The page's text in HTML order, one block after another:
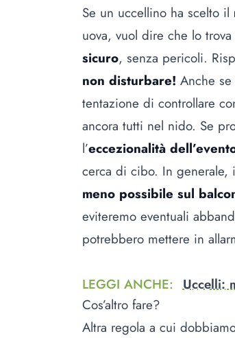
Se un uccellino ha scelto il
uova, vuol dire che lo trova
sicuro, senza pericoli.
non disturbare! Anche
tentazione di controllare
ancora tutti nel nido. Se
l’eccezionalità
cerca di cibo. In generale,
meno possibile sul
eviteremo eventuali
potrebbero mettere in
LEGGI ANCHE: Uccelli:
Cos’altro fare?
Altra regola a cui